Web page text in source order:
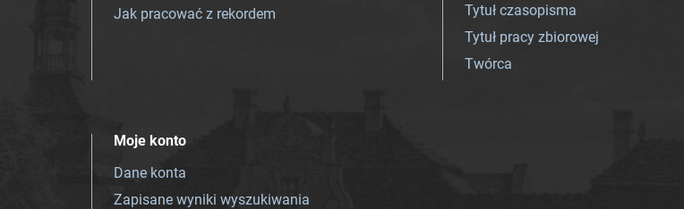
Jak pracować z rekordem
Tytuł czasopisma
Tytuł pracy zbiorowej
Twórca
Moje konto
Dane konta
Zapisane wyniki wyszukiwania